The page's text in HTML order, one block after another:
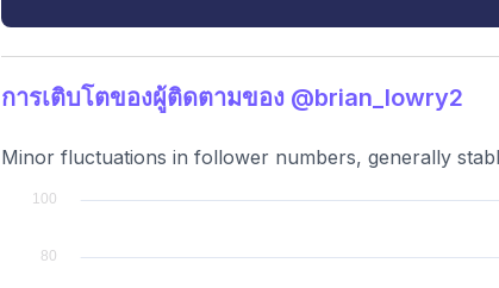
การเติบโตของผู้ติดตามของ @brian_lowry2
Minor fluctuations in follower numbers, generally